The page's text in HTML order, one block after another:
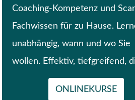
Coaching-Kompetenz und
Fachwissen für zu Hause.
unabhängig, wann und wo Sie
wollen. Effektiv, tiefgreifend,
ONLINEKURSE